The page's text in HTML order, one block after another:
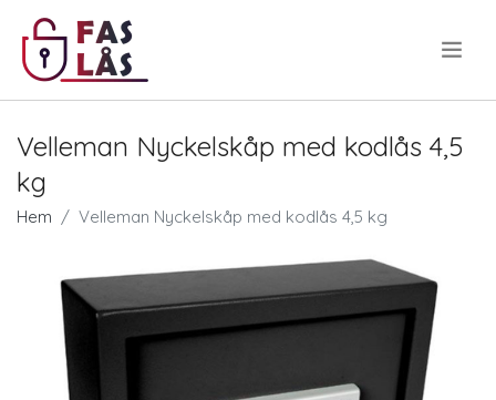
Velleman Nyckelskåp med kodlås 4,5
kg
Hem Velleman Nyckelskåp med kodlås 4,5 kg